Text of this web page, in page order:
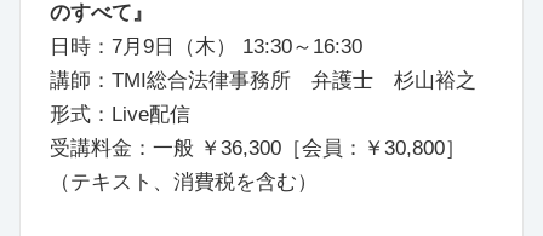
のすべて』
日時：7月9日（木） 13:30～16:30
講師：TMI総合法律事務所 弁護士 杉山裕之
形式：Live配信
受講料金：一般 ￥36,300［会員：￥30,800］
（テキスト、消費税を含む）